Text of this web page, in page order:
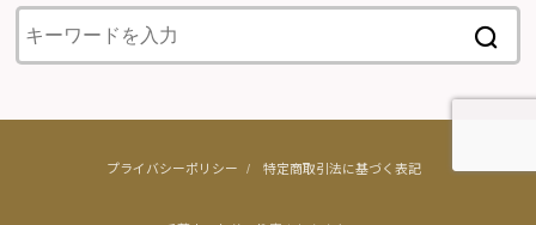
プライバシーポリシー 特定商取引法に基づく表記